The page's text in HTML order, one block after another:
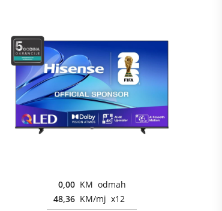
0,00 KM odmah
48,36 KM/mj x12